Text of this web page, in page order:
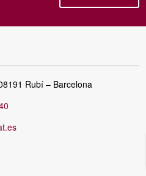
Rubí – Barcelona